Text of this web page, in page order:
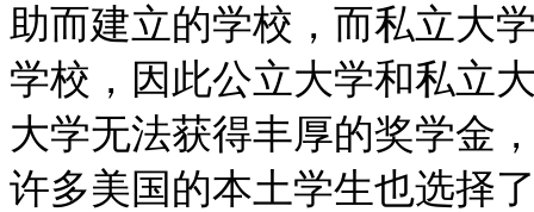
助而建立的学校，而私立大
学校，因此公立大学和私立
大学无法获得丰厚的奖学金
许多美国的本土学生也选择